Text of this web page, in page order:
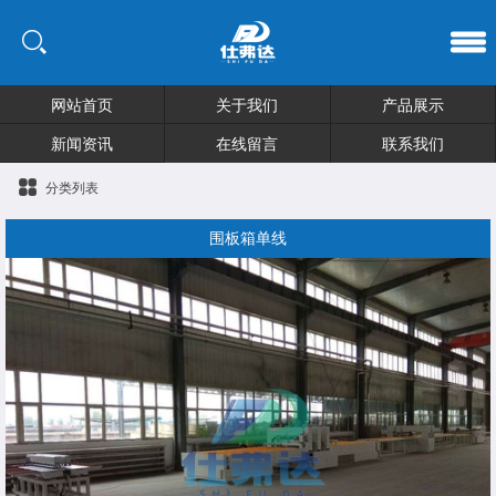
网站首页 关于我们
产品展示
新闻资讯
在线留言 联系我们
分类列表
围板箱单线